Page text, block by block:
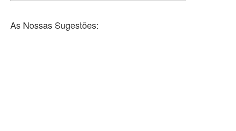
As Nossas Sugestões: